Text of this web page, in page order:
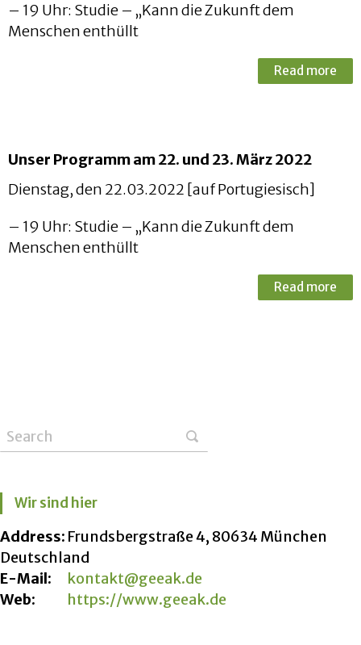
– 19 Uhr: Studie – „Kann die Zukunft dem
Menschen enthüllt
Read more
Unser Programm am 22. und 23. März 2022
Dienstag, den 22.03.2022 [auf Portugiesisch]
– 19 Uhr: Studie – „Kann die Zukunft dem
Menschen enthüllt
Read more
Wir sind hier
Address: Frundsbergstraße 4, 80634 München
Deutschland
E-Mail:
kontakt@geeak.de
Web:
https://www.geeak.de